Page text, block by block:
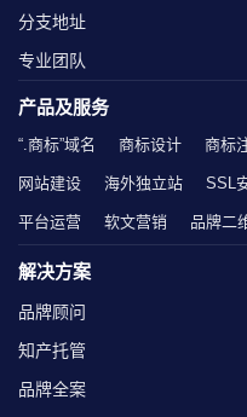
分支地址
专业团队
产品及服务
“.商标”域名 商标设计 商标
网站建设 海外独立站 SSL
平台运营 软文营销 品牌二
解决方案
品牌顾问
知产托管
品牌全案